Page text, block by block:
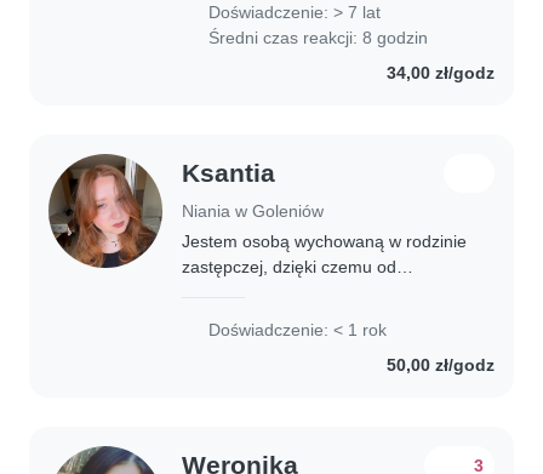
organizational skills to ensure a safe
Doświadczenie: > 7 lat
Średni czas reakcji: 8 godzin
34,00 zł/godz
Ksantia
Niania w Goleniów
Jestem osobą wychowaną w rodzinie
zastępczej, dzięki czemu od
innych. Mam doświadczenie w opiece
Doświadczenie: < 1 rok
50,00 zł/godz
Weronika 3